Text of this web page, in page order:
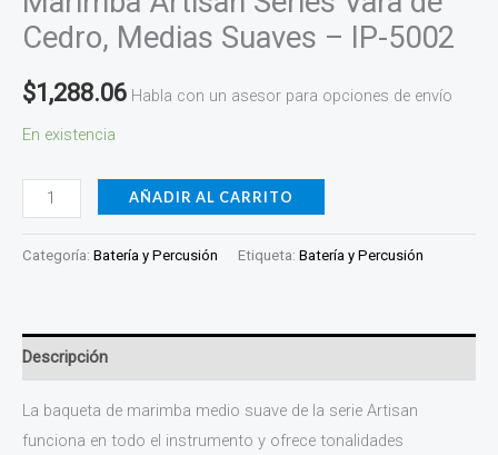
Cedro, Medias Suaves – IP-5002
$1,288.06 Habla con un asesor para opciones de envío
En existencia
Cedro,
Medias
-
IP-
cantidad
AÑADIR AL CARRITO
Categoría: Batería y Percusión Etiqueta: Batería y Percusión
Descripción
La baqueta de marimba medio suave de la serie Artisan
funciona en todo el instrumento y ofrece tonalidades